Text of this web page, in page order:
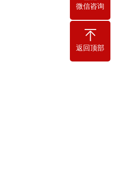
微信咨询
返回顶部